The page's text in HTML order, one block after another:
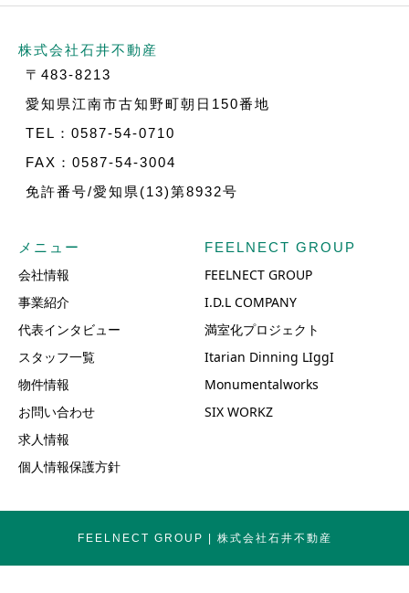
株式会社石井不動産
〒483-8213
愛知県江南市古知野町朝日150番地
TEL：0587-54-0710
FAX：0587-54-3004
免許番号/愛知県(13)第8932号
メニュー
会社情報
事業紹介
代表インタビュー
スタッフ一覧
物件情報
お問い合わせ
求人情報
個人情報保護方針
FEELNECT GROUP
FEELNECT GROUP
I.D.L COMPANY
満室化プロジェクト
Itarian Dinning LIggI
Monumentalworks
SIX WORKZ
FEELNECT GROUP | 株式会社石井不動産